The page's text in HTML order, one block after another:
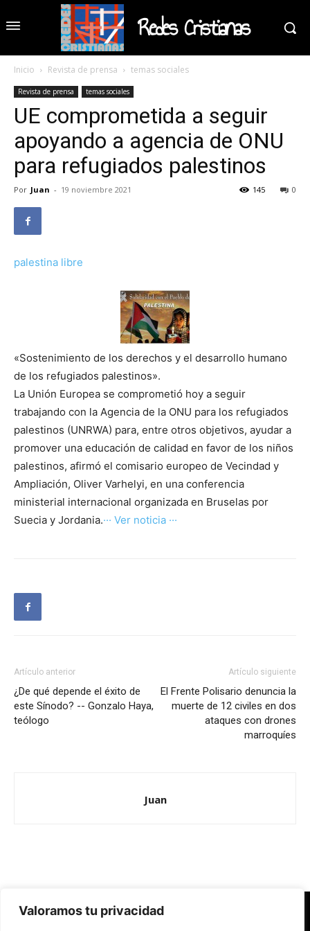
Valoramos tu privacidad
Redes Cristianas
Inicio Revista de prensa temas sociales
Revista de prensa temas sociales
UE comprometida a seguir
apoyando a agencia de ONU
para refugiados palestinos
Por Juan - 19 noviembre 2021 0
145
palestina libre
«Sostenimiento de los derechos y el desarrollo humano
de los refugiados palestinos».
La Unión Europea se comprometió hoy a seguir
trabajando con la Agencia de la ONU para los refugiados
palestinos (UNRWA) para, entre otros objetivos, ayudar a
promover una educación de calidad en favor de los niños
palestinos, afirmó el comisario europeo de Vecindad y
Ampliación, Oliver Varhelyi, en una conferencia
ministerial internacional organizada en Bruselas por
Suecia y Jordania.··· Ver noticia ···
Artículo anterior
¿De qué depende el éxito de
este Sínodo? -- Gonzalo Haya,
teólogo
Artículo siguiente
El Frente Polisario denuncia la
muerte de 12 civiles en dos
ataques con drones
marroquíes
Juan
Redes Cristianas